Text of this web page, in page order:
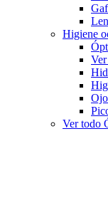
Higiene
Ver todo